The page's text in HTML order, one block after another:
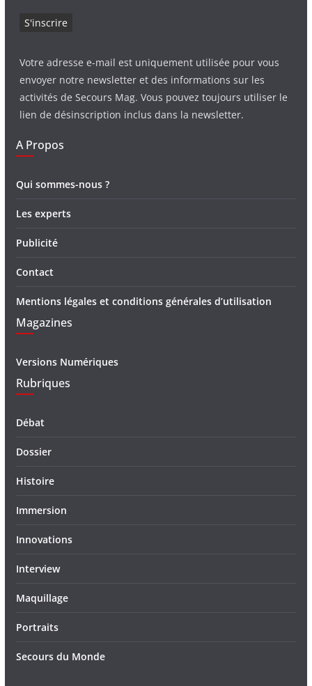
Votre adresse e-mail est uniquement utilisée pour vous
envoyer notre newsletter et des informations sur les
activités de Secours Mag. Vous pouvez toujours utiliser le
lien de désinscription inclus dans la newsletter.
A Propos
Qui sommes-nous ?
Les experts
Publicité
Contact
Mentions légales et conditions générales d’utilisation
Magazines
Versions Numériques
Rubriques
Débat
Dossier
Histoire
Immersion
Innovations
Interview
Maquillage
Portraits
Secours du Monde